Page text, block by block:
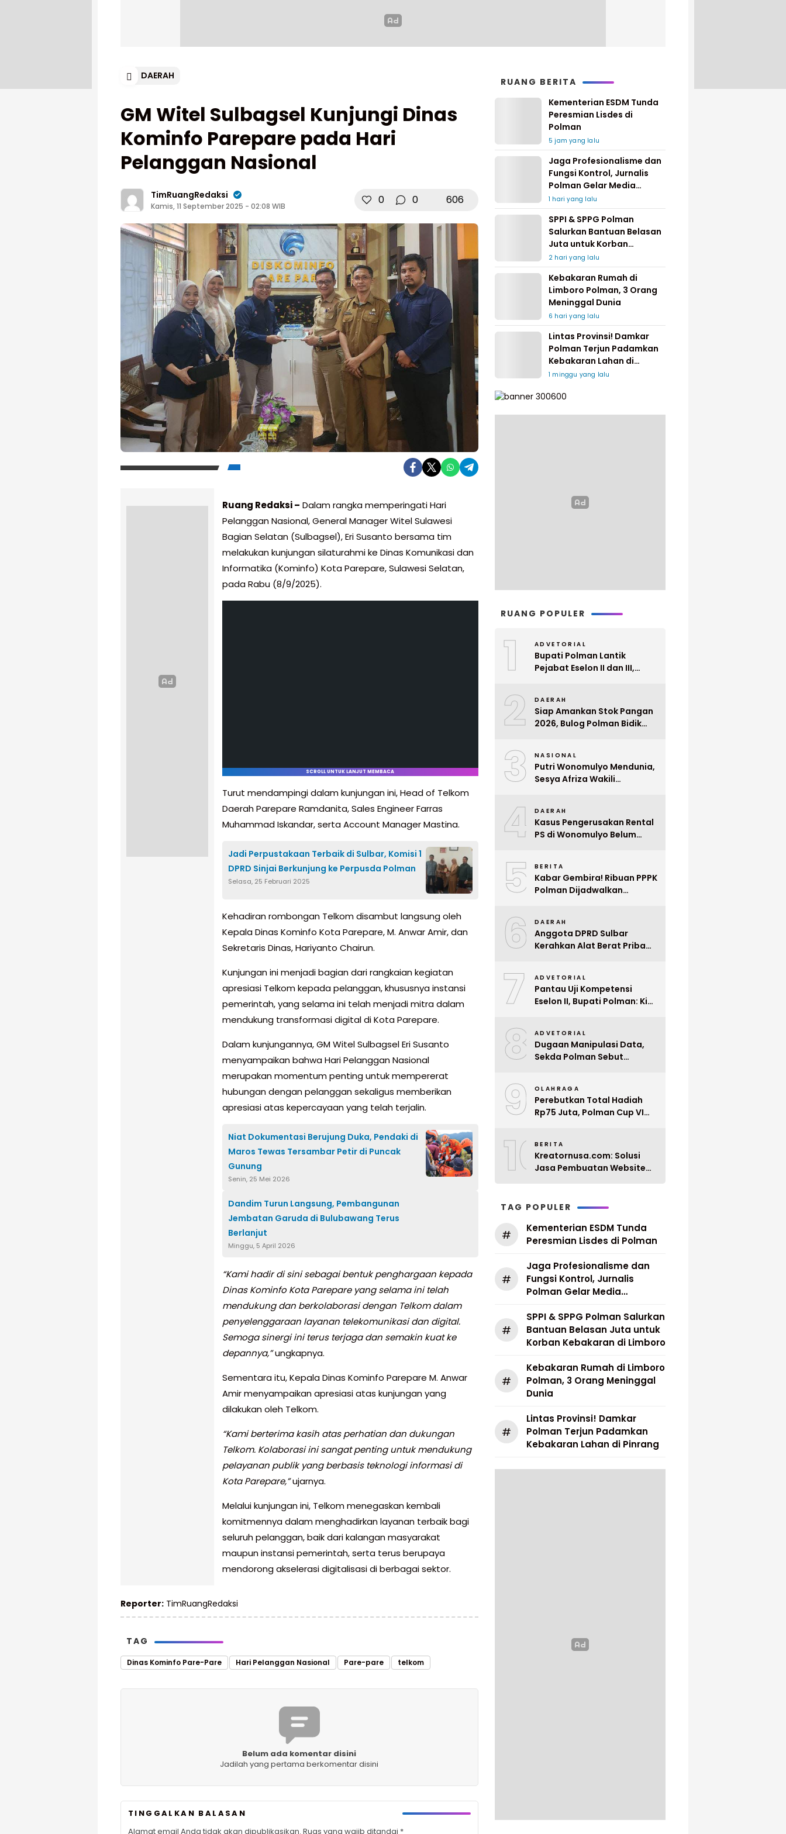
DAERAH
GM Witel Sulbagsel Kunjungi Dinas
Kominfo Parepare pada Hari
Pelanggan Nasional
TimRuangRedaksi
Kamis, 11 September 2025 - 02:08 WIB 0 0 606
Ruang Redaksi – Dalam rangka memperingati Hari
Pelanggan Nasional, General Manager Witel Sulawesi
Bagian Selatan (Sulbagsel), Eri Susanto bersama tim
melakukan kunjungan silaturahmi ke Dinas Komunikasi dan
Informatika (Kominfo) Kota Parepare, Sulawesi Selatan,
pada Rabu (8/9/2025).
SCROLL UNTUK LANJUT MEMBACA
Turut mendampingi dalam kunjungan ini, Head of Telkom
Daerah Parepare Ramdanita, Sales Engineer Farras
Muhammad Iskandar, serta Account Manager Mastina.
Jadi Perpustakaan Terbaik di Sulbar, Komisi 1
DPRD Sinjai Berkunjung ke Perpusda Polman
Selasa, 25 Februari 2025
Kehadiran rombongan Telkom disambut langsung oleh
Kepala Dinas Kominfo Kota Parepare, M. Anwar Amir, dan
Sekretaris Dinas, Hariyanto Chairun.
Kunjungan ini menjadi bagian dari rangkaian kegiatan
apresiasi Telkom kepada pelanggan, khususnya instansi
pemerintah, yang selama ini telah menjadi mitra dalam
mendukung transformasi digital di Kota Parepare.
Dalam kunjungannya, GM Witel Sulbagsel Eri Susanto
menyampaikan bahwa Hari Pelanggan Nasional
merupakan momentum penting untuk mempererat
hubungan dengan pelanggan sekaligus memberikan
apresiasi atas kepercayaan yang telah terjalin.
Niat Dokumentasi Berujung Duka, Pendaki di
Maros Tewas Tersambar Petir di Puncak
Gunung
Senin, 25 Mei 2026
Dandim Turun Langsung, Pembangunan
Jembatan Garuda di Bulubawang Terus
Berlanjut
Minggu, 5 April 2026
“Kami hadir di sini sebagai bentuk penghargaan kepada
Dinas Kominfo Kota Parepare yang selama ini telah
mendukung dan berkolaborasi dengan Telkom dalam
penyelenggaraan layanan telekomunikasi dan digital.
Semoga sinergi ini terus terjaga dan semakin kuat ke
depannya,”ungkapnya.
Sementara itu, Kepala Dinas Kominfo Parepare M. Anwar
Amir menyampaikan apresiasi atas kunjungan yang
dilakukan oleh Telkom.
“Kami berterima kasih atas perhatian dan dukungan
Telkom. Kolaborasi ini sangat penting untuk mendukung
pelayanan publik yang berbasis teknologi informasi di
Kota Parepare,”ujarnya.
Melalui kunjungan ini, Telkom menegaskan kembali
komitmennya dalam menghadirkan layanan terbaik bagi
seluruh pelanggan, baik dari kalangan masyarakat
maupun instansi pemerintah, serta terus berupaya
mendorong akselerasi digitalisasi di berbagai sektor.
Reporter: TimRuangRedaksi
TAG
Dinas Kominfo Pare-Pare Hari Pelanggan Nasional Pare-pare telkom
Belum ada komentar disini
Jadilah yang pertama berkomentar disini
TINGGALKAN BALASAN
Alamat email Anda tidak akan dipublikasikan. Ruas yang wajib ditandai *
RUANG BERITA
Kementerian ESDM Tunda
Peresmian Lisdes di
Polman
5 jam yang lalu
Jaga Profesionalisme dan
Fungsi Kontrol, Jurnalis
Polman Gelar Media
Gathering
1 hari yang lalu
SPPI & SPPG Polman
Salurkan Bantuan Belasan
Juta untuk Korban
Kebakaran di Limboro
2 hari yang lalu
Kebakaran Rumah di
Limboro Polman, 3 Orang
Meninggal Dunia
6 hari yang lalu
Lintas Provinsi! Damkar
Polman Terjun Padamkan
Kebakaran Lahan di
Pinrang
1 minggu yang lalu
RUANG POPULER
1 ADVETORIAL
Bupati Polman Lantik
Pejabat Eselon II dan III,
2 DAERAH
Siap Amankan Stok Pangan
2026, Bulog Polman Bidik
3 NASIONAL
Putri Wonomulyo Mendunia,
Sesya Afriza Wakili
4 DAERAH
Kasus Pengerusakan Rental
PS di Wonomulyo Belum
Pelaku
5 BERITA
Kabar Gembira! Ribuan PPPK
Polman Dijadwalkan
6 DAERAH
Anggota DPRD Sulbar
Kerahkan Alat Berat Pribadi
7 ADVETORIAL
Pantau Uji Kompetensi
Eselon II, Bupati Polman: Kita
8 ADVETORIAL
Dugaan Manipulasi Data,
Sekda Polman Sebut
Ditunda
9 OLAHRAGA
Perebutkan Total Hadiah
Rp75 Juta, Polman Cup VI
10BERITA
Kreatornusa.com: Solusi
Jasa Pembuatan Website
TAG POPULER
#
Kementerian ESDM Tunda
Peresmian Lisdes di Polman
#
Jaga Profesionalisme dan
Fungsi Kontrol, Jurnalis
Polman Gelar Media
#
SPPI & SPPG Polman Salurkan
Bantuan Belasan Juta untuk
Korban Kebakaran di Limboro
#
Kebakaran Rumah di Limboro
Polman, 3 Orang Meninggal
Dunia
#
Lintas Provinsi! Damkar
Polman Terjun Padamkan
Kebakaran Lahan di Pinrang